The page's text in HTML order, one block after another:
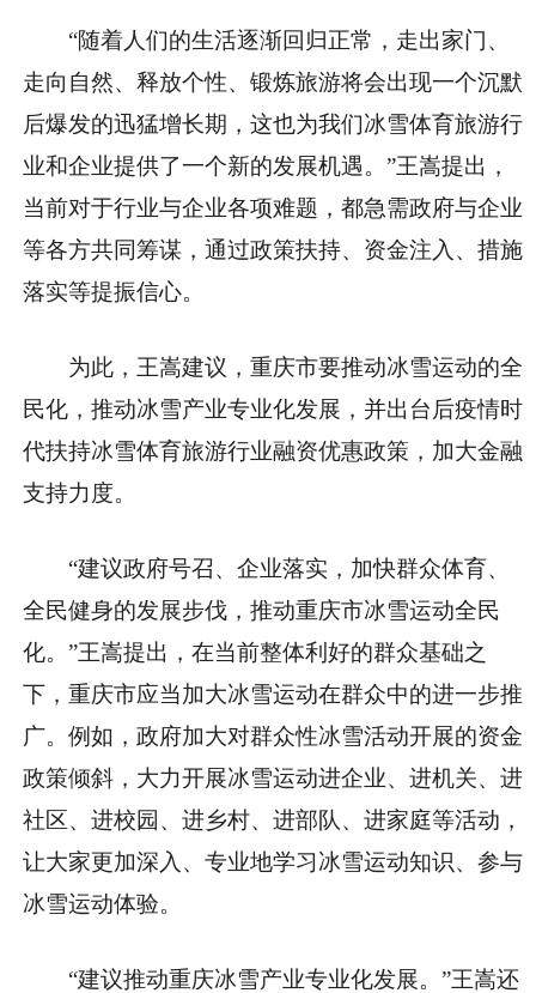
“随着人们的生活逐渐回归正常，走出家门、
走向自然、释放个性、锻炼旅游将会出现一个沉默
后爆发的迅猛增长期，这也为我们冰雪体育旅游行
业和企业提供了一个新的发展机遇。”王嵩提出，
当前对于行业与企业各项难题，都急需政府与企业
等各方共同筹谋，通过政策扶持、资金注入、措施
落实等提振信心。
为此，王嵩建议，重庆市要推动冰雪运动的全
民化，推动冰雪产业专业化发展，并出台后疫情时
代扶持冰雪体育旅游行业融资优惠政策，加大金融
支持力度。
“建议政府号召、企业落实，加快群众体育、
全民健身的发展步伐，推动重庆市冰雪运动全民
化。”王嵩提出，在当前整体利好的群众基础之
下，重庆市应当加大冰雪运动在群众中的进一步推
广。例如，政府加大对群众性冰雪活动开展的资金
政策倾斜，大力开展冰雪运动进企业、进机关、进
社区、进校园、进乡村、进部队、进家庭等活动，
让大家更加深入、专业地学习冰雪运动知识、参与
冰雪运动体验。
“建议推动重庆冰雪产业专业化发展。”王嵩还